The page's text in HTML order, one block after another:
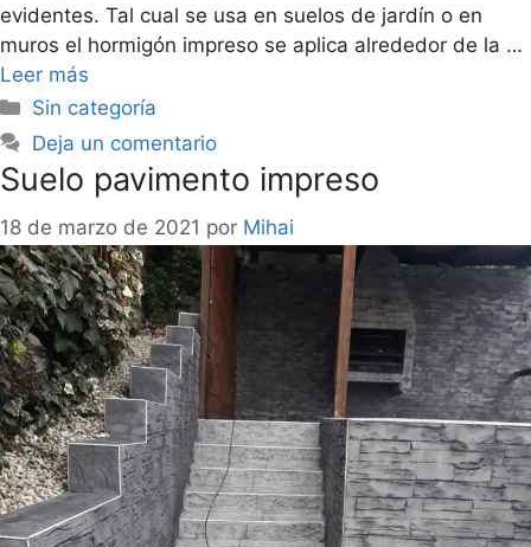
evidentes. Tal cual se usa en suelos de jardín o en
muros el hormigón impreso se aplica alrededor de la …
Leer más
Sin categoría
Deja un comentario
Suelo pavimento impreso
18 de marzo de 2021 por Mihai